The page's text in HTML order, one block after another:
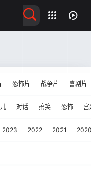
恐怖片 战争片 喜剧片
对话 搞笑 恐怖 宫
2023 2022 2021